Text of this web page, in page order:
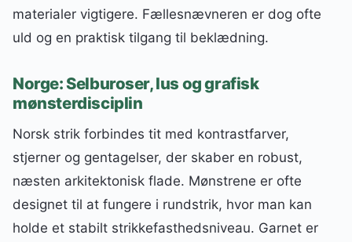
materialer vigtigere. Fællesnævneren er dog ofte
uld og en praktisk tilgang til beklædning.
Norge: Selburoser, lus og grafisk
mønsterdisciplin
Norsk strik forbindes tit med kontrastfarver,
stjerner og gentagelser, der skaber en robust,
næsten arkitektonisk flade. Mønstrene er ofte
designet til at fungere i rundstrik, hvor man kan
holde et stabilt strikkefasthedsniveau. Garnet er